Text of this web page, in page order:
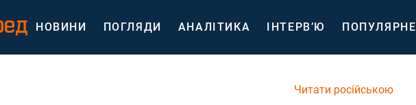
НОВИНИ ПОГЛЯДИ АНАЛІТИКА ІНТЕРВ’Ю ПОПУЛЯРНЕ
Читати російською